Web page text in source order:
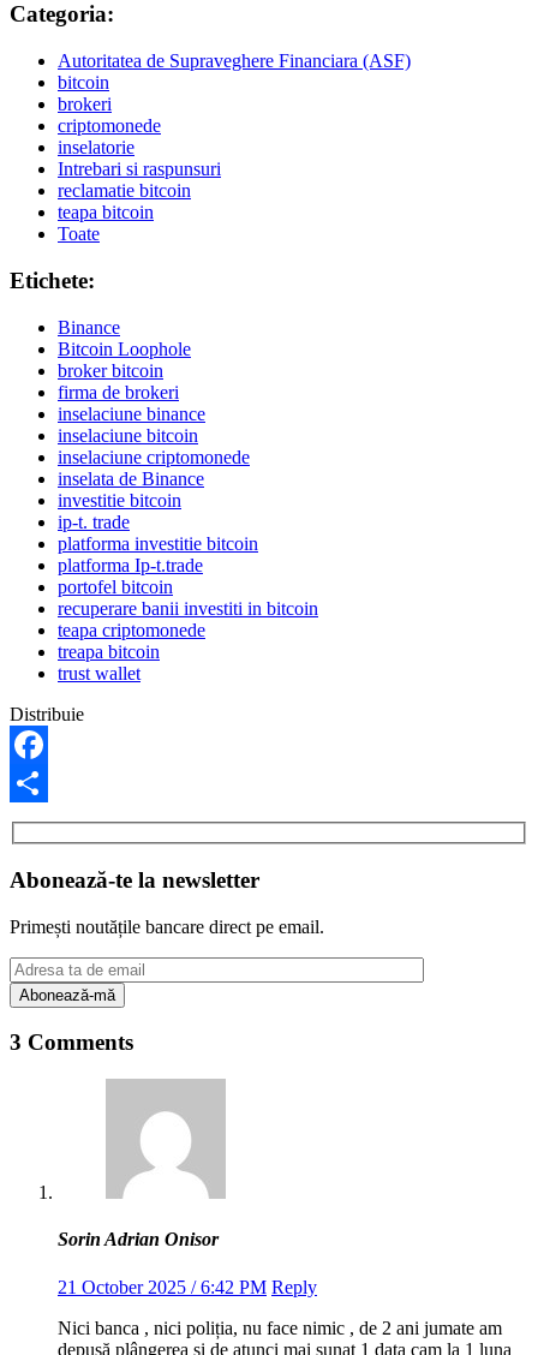
Categoria:
Autoritatea de Supraveghere Financiara (ASF)
bitcoin
brokeri
criptomonede
inselatorie
Intrebari si raspunsuri
reclamatie bitcoin
teapa bitcoin
Toate
Etichete:
Binance
Bitcoin Loophole
broker bitcoin
firma de brokeri
inselaciune binance
inselaciune bitcoin
inselaciune criptomonede
inselata de Binance
investitie bitcoin
ip-t. trade
platforma investitie bitcoin
platforma Ip-t.trade
portofel bitcoin
recuperare banii investiti in bitcoin
teapa criptomonede
treapa bitcoin
trust wallet
Distribuie
Facebook
Share
Abonează-te la newsletter
Primești noutățile bancare direct pe email.
3 Comments
Sorin Adrian Onisor
21 October 2025 / 6:42 PM Reply
Nici banca , nici poliția, nu face nimic , de 2 ani jumate am
depusă plângerea și de atunci mai sunat 1 data cam la 1 luna